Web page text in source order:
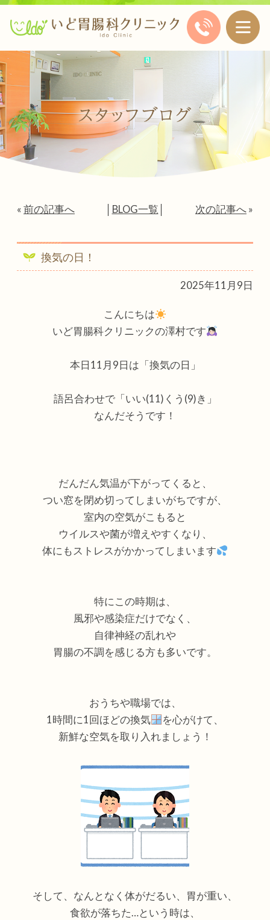
« 前の記事へ BLOG一覧 次の記事へ »
換気の日！
2025年11月9日
こんにちは
いど胃腸科クリニックの澤村です
本日11月9日は「換気の日」
語呂合わせで「いい(11)くう(9)き」
なんだそうです！
だんだん気温が下がってくると、
つい窓を閉め切ってしまいがちですが、
室内の空気がこもると
ウイルスや菌が増えやすくなり、
体にもストレスがかかってしまいます
特にこの時期は、
風邪や感染症だけでなく、
自律神経の乱れや
胃腸の不調を感じる方も多いです。
おうちや職場では、
1時間に1回ほどの換気
を心がけて、
新鮮な空気を取り入れましょう！
そして、なんとなく体がだるい、胃が重い、
食欲が落ちた…という時は、